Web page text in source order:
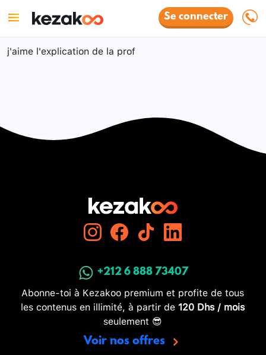
Se connecter
j'aime l'explication de la prof
+212 6 888 73407
Abonne-toi à Kezakoo premium et profite de tous
les contenus en illimité, à partir de 120 Dhs / mois
seulement 😎
Voir nos offres